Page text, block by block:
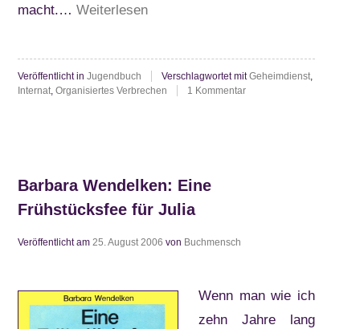
macht.…Weiterlesen“Anthony
Das
Gemini-
Veröffentlicht inJugendbuch Verschlagwortet mitGeheimdienst,
Internat,Organisiertes Verbrechen 1 Kommentarzu
Barbara Wendelken: Eine
Frühstücksfee für Julia
Veröffentlicht am25. August 2006 von Buchmensch
Wenn man wie ich
zehn Jahre lang